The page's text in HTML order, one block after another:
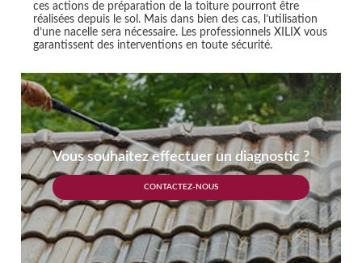
ces actions de préparation de la toiture pourront être
réalisées depuis le sol. Mais dans bien des cas, l’utilisation
d’une nacelle sera nécessaire. Les professionnels XILIX vous
garantissent des interventions en toute sécurité.
Vous souhaitez effectuer un diagnostic ?
CONTACTEZ-NOUS